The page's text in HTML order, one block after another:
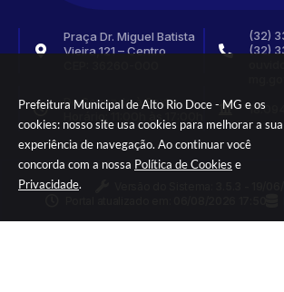
Prefeitura Municipal de Alto Rio Doce - MG e os
cookies: nosso site usa cookies para melhorar a sua
experiência de navegação. Ao continuar você
concorda com a nossa Política de Cookies e
Privacidade.
Praça Dr. Miguel Batista
Vieira,121 – Centro
(32)
(32)
De Segunda à Sexta
Horário: 11:00h às 17:00h